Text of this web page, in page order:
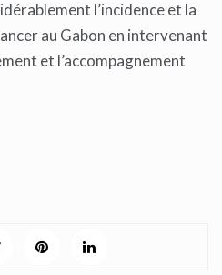
l’incidence et la
au Gabon en intervenant
et l’accompagnement